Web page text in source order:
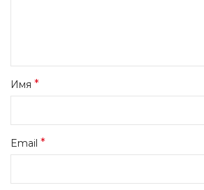
Имя *
Email *